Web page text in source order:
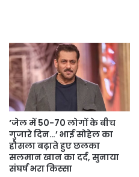
‘जेल में 50-70 लोगों के बीच
गुजारे दिन…’ भाई सोहेल का
हौसला बढ़ाते हुए छलका
सलमान खान का दर्द, सुनाया
संघर्ष भरा किस्सा